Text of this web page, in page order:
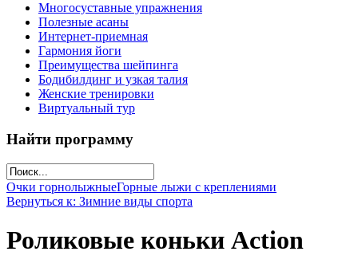
Многосуставные упражнения
Полезные асаны
Интернет-приемная
Гармония йоги
Преимущества шейпинга
Бодибилдинг и узкая талия
Женские тренировки
Виртуальный тур
Найти программу
Очки горнолыжныеГорные лыжи с креплениями
Вернуться к: Зимние виды спорта
Роликовые коньки Action